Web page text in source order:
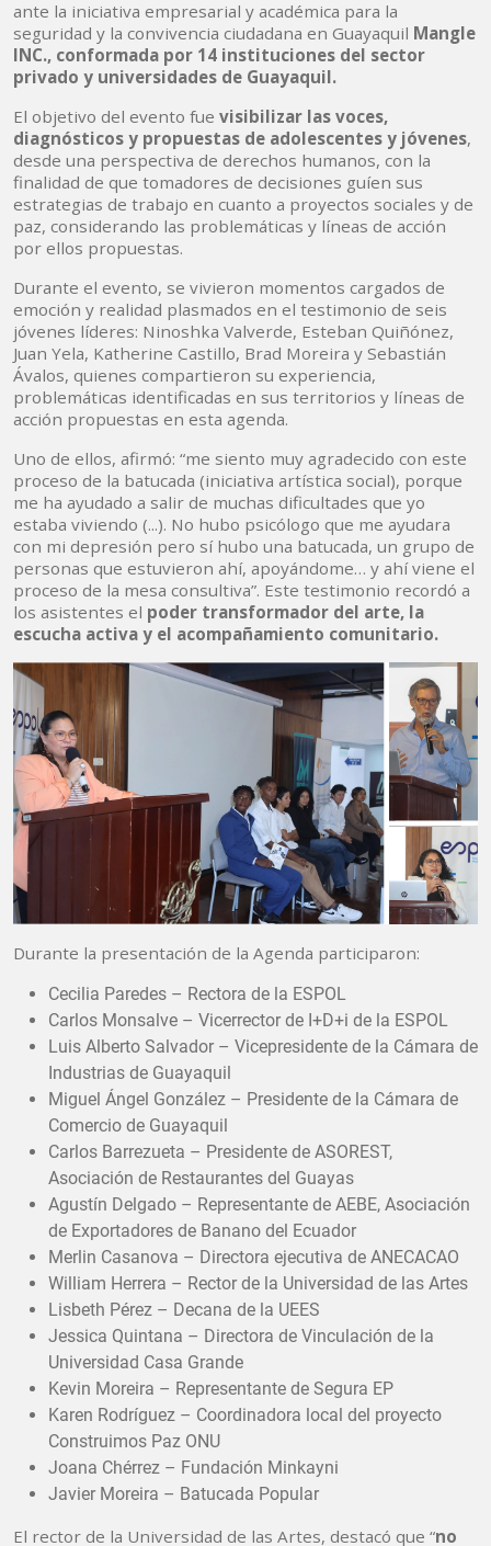
ante la iniciativa empresarial y académica para la
seguridad y la convivencia ciudadana en Guayaquil Mangle
INC., conformada por 14 instituciones del sector
privado y universidades de Guayaquil.
El objetivo del evento fue visibilizar las voces,
diagnósticos y propuestas de adolescentes y jóvenes,
desde una perspectiva de derechos humanos, con la
finalidad de que tomadores de decisiones guíen sus
estrategias de trabajo en cuanto a proyectos sociales y de
paz, considerando las problemáticas y líneas de acción
por ellos propuestas.
Durante el evento, se vivieron momentos cargados de
emoción y realidad plasmados en el testimonio de seis
jóvenes líderes: Ninoshka Valverde, Esteban Quiñónez,
Juan Yela, Katherine Castillo, Brad Moreira y Sebastián
Ávalos, quienes compartieron su experiencia,
problemáticas identificadas en sus territorios y líneas de
acción propuestas en esta agenda.
Uno de ellos, afirmó: “me siento muy agradecido con este
proceso de la batucada (iniciativa artística social), porque
me ha ayudado a salir de muchas dificultades que yo
estaba viviendo (...). No hubo psicólogo que me ayudara
con mi depresión pero sí hubo una batucada, un grupo de
personas que estuvieron ahí, apoyándome… y ahí viene el
proceso de la mesa consultiva”. Este testimonio recordó a
los asistentes el poder transformador del arte, la
escucha activa y el acompañamiento comunitario.
Durante la presentación de la Agenda participaron:
Cecilia Paredes – Rectora de la ESPOL
Carlos Monsalve – Vicerrector de I+D+i de la ESPOL
Luis Alberto Salvador – Vicepresidente de la Cámara de
Industrias de Guayaquil
Miguel Ángel González – Presidente de la Cámara de
Comercio de Guayaquil
Carlos Barrezueta – Presidente de ASOREST,
Asociación de Restaurantes del Guayas
Agustín Delgado – Representante de AEBE, Asociación
de Exportadores de Banano del Ecuador
Merlin Casanova – Directora ejecutiva de ANECACAO
William Herrera – Rector de la Universidad de las Artes
Lisbeth Pérez – Decana de la UEES
Jessica Quintana – Directora de Vinculación de la
Universidad Casa Grande
Kevin Moreira – Representante de Segura EP
Karen Rodríguez – Coordinadora local del proyecto
Construimos Paz ONU
Joana Chérrez – Fundación Minkayni
Javier Moreira – Batucada Popular
El rector de la Universidad de las Artes, destacó que “no